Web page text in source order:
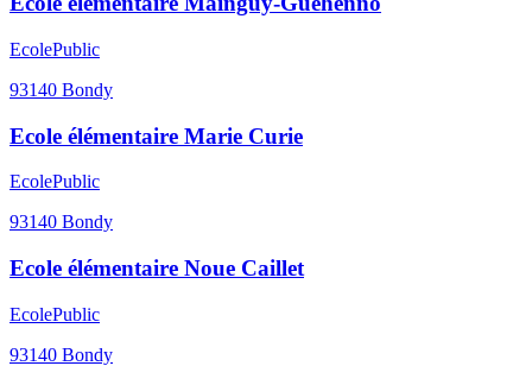
EcolePublic
93140 Bondy
Ecole élémentaire Marie Curie
EcolePublic
93140 Bondy
Ecole élémentaire Noue Caillet
EcolePublic
93140 Bondy